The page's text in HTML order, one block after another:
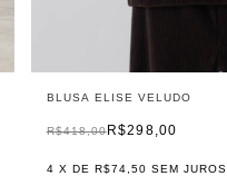
BLUSA ELISE VELUDO
R$298,00
R$418,00
4 X DE R$74,50 SEM JUROS